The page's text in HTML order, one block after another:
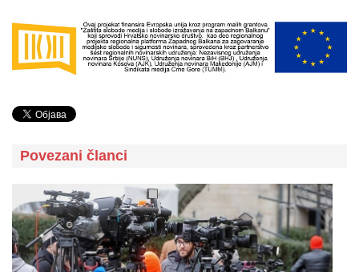
Povezani članci